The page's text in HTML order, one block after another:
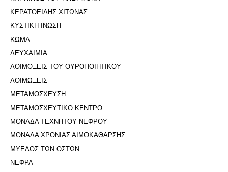
ΚΕΡΑΤΟΕΙΔΗΣ ΧΙΤΩΝΑΣ
ΚΥΣΤΙΚΗ ΙΝΩΣΗ
ΚΩΜΑ
ΛΕΥΧΑΙΜΙΑ
ΛΟΙΜΟΞΕΙΣ ΤΟΥ ΟΥΡΟΠΟΙΗΤΙΚΟΥ
ΛΟΙΜΩΞΕΙΣ
ΜΕΤΑΜΟΣΧΕΥΣΗ
ΜΕΤΑΜΟΣΧΕΥΤΙΚΟ ΚΕΝΤΡΟ
ΜΟΝΑΔΑ ΤΕΧΝΗΤΟΥ ΝΕΦΡΟΥ
ΜΟΝΑΔΑ ΧΡΟΝΙΑΣ ΑΙΜΟΚΑΘΑΡΣΗΣ
ΜΥΕΛΟΣ ΤΩΝ ΟΣΤΩΝ
ΝΕΦΡΑ